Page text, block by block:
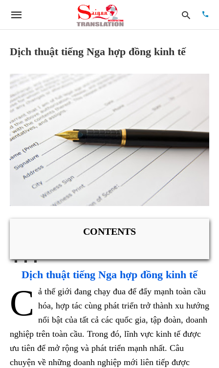
Type
Dịch thuật tiếng Nga hợp đồng kinh tế
CONTENTS
Dịch thuật tiếng Nga hợp đồng kinh tế
C ả thế giới đang chạy đua để đẩy mạnh toàn cầu
hóa, hợp tác cùng phát triển trở thành xu hướng
nổi bật của tất cả các quốc gia, tập đoàn, doanh
nghiệp trên toàn cầu. Trong đó, lĩnh vực kinh tế được
ưu tiên để mở rộng và phát triển mạnh nhất. Câu
chuyện về những doanh nghiệp mới liên tiếp được